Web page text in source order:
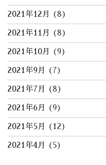
2021年12月 (8)
2021年11月 (8)
2021年10月 (9)
2021年9月 (7)
2021年7月 (8)
2021年6月 (9)
2021年5月 (12)
2021年4月 (5)